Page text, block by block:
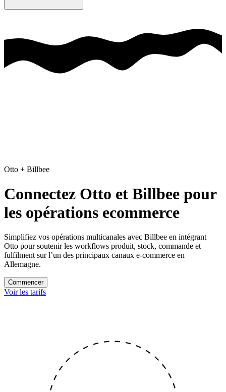
Otto + Billbee
Connectez Otto et Billbee pour
les opérations ecommerce
Simplifiez vos opérations multicanales avec Billbee en intégrant
Otto pour soutenir les workflows produit, stock, commande et
fulfilment sur l’un des principaux canaux e-commerce en
Allemagne.
Commencer
Voir les tarifs